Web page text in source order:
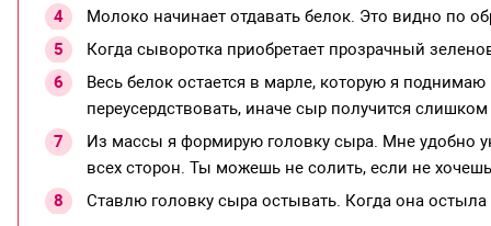
Молоко начинает отдавать белок. Это видно по
Когда сыворотка приобретает прозрачный
Весь белок остается в марле, которую я
переусердствовать, иначе сыр получится
Из массы я формирую головку сыра. Мне удобно
всех сторон. Ты можешь не солить, если не
Ставлю головку сыра остывать. Когда она